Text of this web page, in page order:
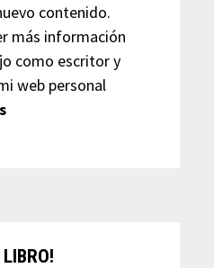
contenido.
más información
como escritor y
web personal